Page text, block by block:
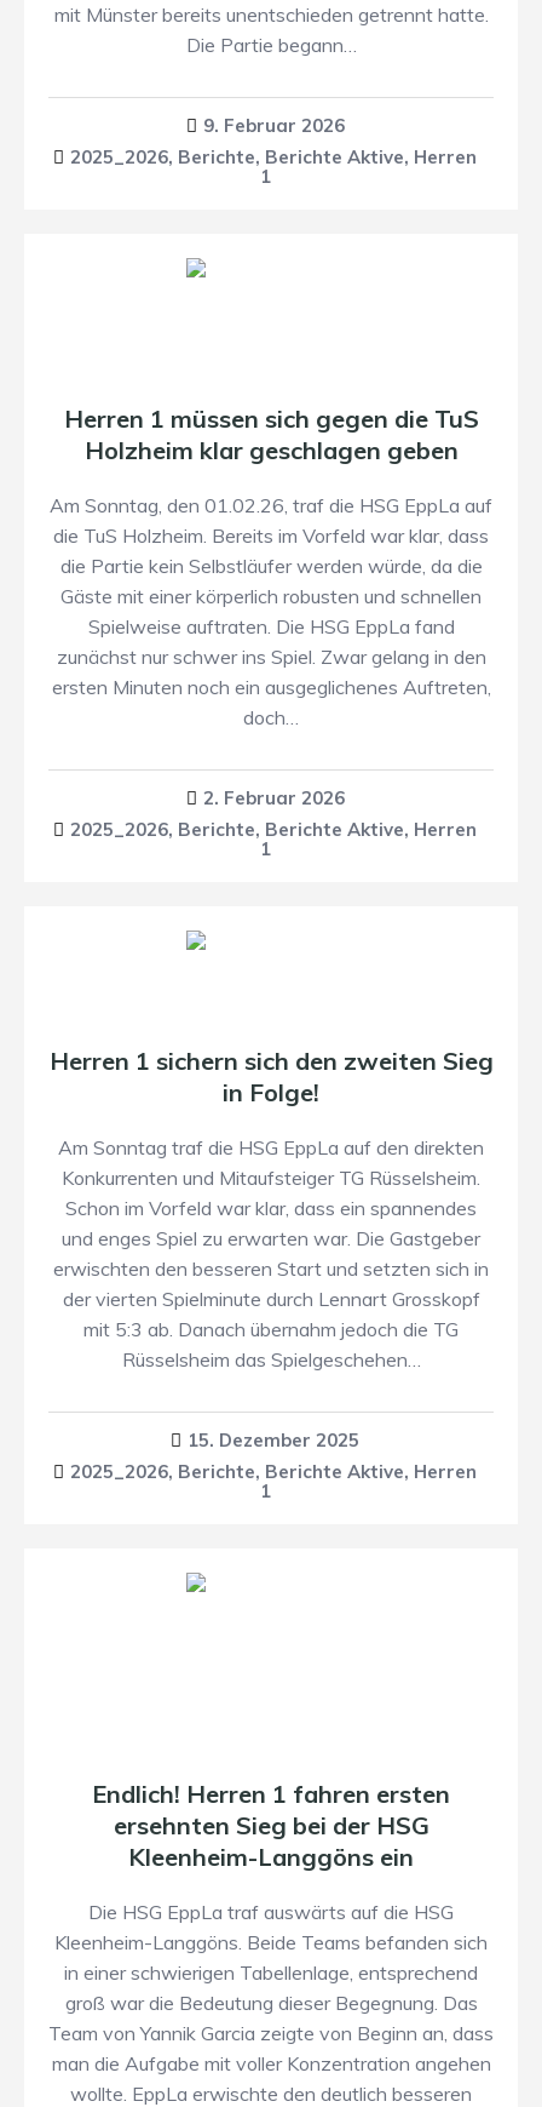
mit Münster bereits unentschieden getrennt hatte.
Die Partie begann…
9. Februar 2026
2025_2026, Berichte, Berichte Aktive, Herren
1
Herren 1 müssen sich gegen die TuS
Holzheim klar geschlagen geben
Am Sonntag, den 01.02.26, traf die HSG EppLa auf
die TuS Holzheim. Bereits im Vorfeld war klar, dass
die Partie kein Selbstläufer werden würde, da die
Gäste mit einer körperlich robusten und schnellen
Spielweise auftraten. Die HSG EppLa fand
zunächst nur schwer ins Spiel. Zwar gelang in den
ersten Minuten noch ein ausgeglichenes Auftreten,
doch…
2. Februar 2026
2025_2026, Berichte, Berichte Aktive, Herren
1
Herren 1 sichern sich den zweiten Sieg
in Folge!
Am Sonntag traf die HSG EppLa auf den direkten
Konkurrenten und Mitaufsteiger TG Rüsselsheim.
Schon im Vorfeld war klar, dass ein spannendes
und enges Spiel zu erwarten war. Die Gastgeber
erwischten den besseren Start und setzten sich in
der vierten Spielminute durch Lennart Grosskopf
mit 5:3 ab. Danach übernahm jedoch die TG
Rüsselsheim das Spielgeschehen…
15. Dezember 2025
2025_2026, Berichte, Berichte Aktive, Herren
1
Endlich! Herren 1 fahren ersten
ersehnten Sieg bei der HSG
Kleenheim-Langgöns ein
Die HSG EppLa traf auswärts auf die HSG
Kleenheim-Langgöns. Beide Teams befanden sich
in einer schwierigen Tabellenlage, entsprechend
groß war die Bedeutung dieser Begegnung. Das
Team von Yannik Garcia zeigte von Beginn an, dass
man die Aufgabe mit voller Konzentration angehen
wollte. EppLa erwischte den deutlich besseren